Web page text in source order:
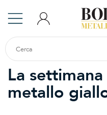
La
metallo